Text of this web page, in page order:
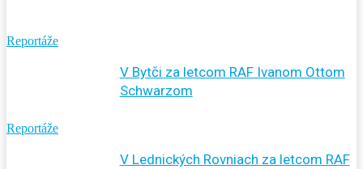
Reportáže
Reportáže
V Bytči za letcom RAF Ivanom Ottom
Schwarzom
V Lednických Rovniach za letcom RAF